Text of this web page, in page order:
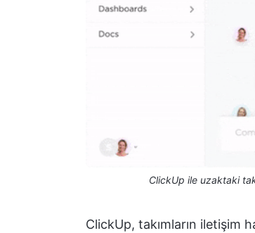
ClickUp ile uzaktaki
ClickUp, takımların iletişim